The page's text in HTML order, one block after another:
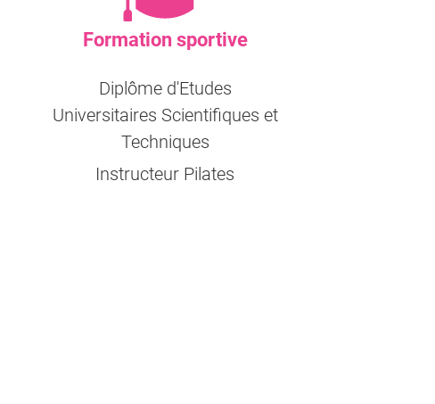
Formation sportive
Diplôme d'Etudes
Universitaires Scientifiques et
Techniques
Instructeur Pilates